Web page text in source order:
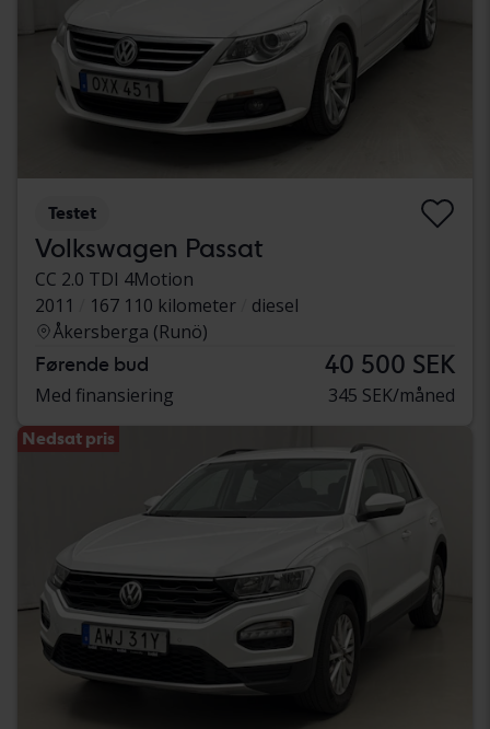
Testet
Volkswagen Passat
CC 2.0 TDI 4Motion
2011
167 110 kilometer
diesel
Åkersberga (Runö)
Førende bud 40 500 SEK
Med finansiering 345 SEK/måned
Nedsat pris